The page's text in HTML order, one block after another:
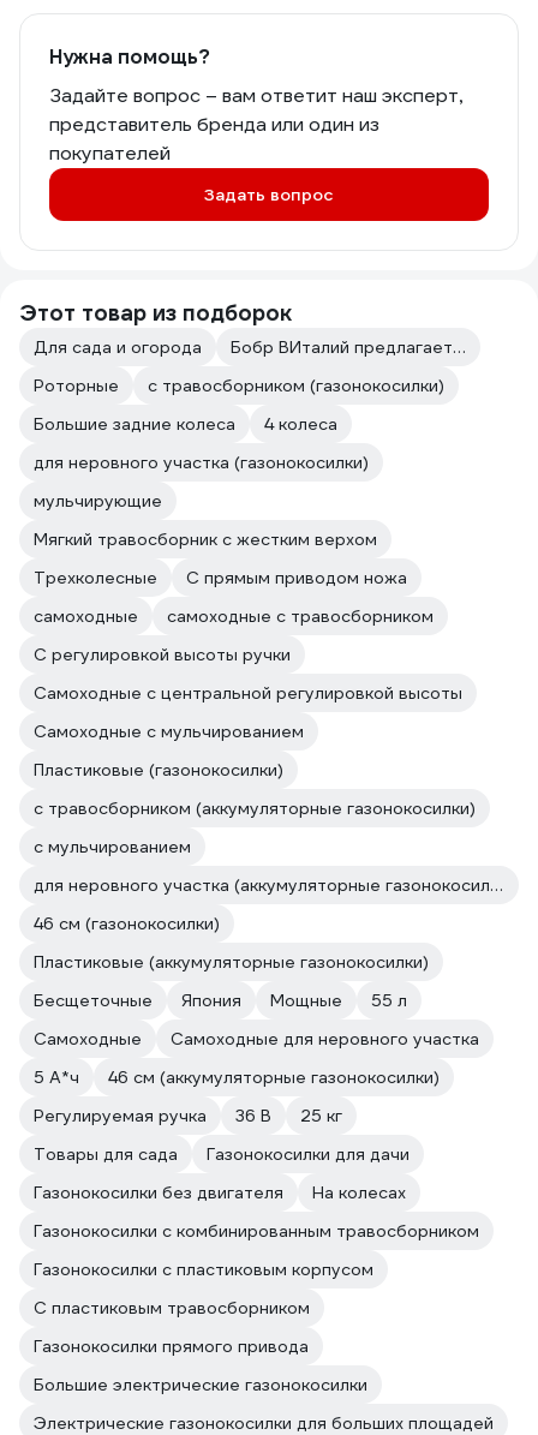
Нужна помощь?
Задайте вопрос – вам ответит наш эксперт,
представитель бренда или один из
покупателей
Задать вопрос
Этот товар из подборок
Для сада и огорода
Бобр ВИталий предлагает…
Роторные
с травосборником (газонокосилки)
Большие задние колеса
4 колеса
для неровного участка (газонокосилки)
мульчирующие
Мягкий травосборник с жестким верхом
Трехколесные
С прямым приводом ножа
самоходные
самоходные с травосборником
С регулировкой высоты ручки
Самоходные с центральной регулировкой высоты
Самоходные с мульчированием
Пластиковые (газонокосилки)
с травосборником (аккумуляторные газонокосилки)
с мульчированием
для неровного участка (аккумуляторные газонокосилки)
46 см (газонокосилки)
Пластиковые (аккумуляторные газонокосилки)
Бесщеточные
Япония Мощные
55 л
Самоходные
Самоходные для неровного участка
5 А*ч
46 см (аккумуляторные газонокосилки)
Регулируемая ручка
36 В
25 кг
Товары для сада
Газонокосилки для дачи
Газонокосилки без двигателя
На колесах
Газонокосилки с комбинированным травосборником
Газонокосилки с пластиковым корпусом
С пластиковым травосборником
Газонокосилки прямого привода
Большие электрические газонокосилки
Электрические газонокосилки для больших площадей